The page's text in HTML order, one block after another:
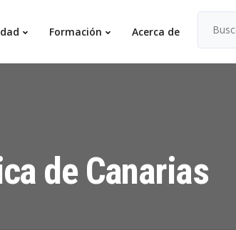
Formación Acerca de
Buscar:
de Canarias